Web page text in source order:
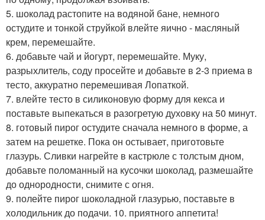
5. шоколад растопите на водяной бане, немного
остудите и тонкой струйкой влейте яично - масляный
крем, перемешайте.
6. добавьте чай и йогурт, перемешайте. Муку,
разрыхлитель, соду просейте и добавьте в 2-3 приема в
тесто, аккуратно перемешивая Лопаткой.
7. влейте тесто в силиконовую форму для кекса и
поставьте выпекаться в разогретую духовку на 50 минут.
8. готовый пирог остудите сначала немного в форме, а
затем на решетке. Пока он остывает, приготовьте
глазурь. Сливки нагрейте в кастрюле с толстым дном,
добавьте поломанный на кусочки шоколад, размешайте
до однородности, снимите с огня.
9. полейте пирог шоколадной глазурью, поставьте в
холодильник до подачи. 10. приятного аппетита!